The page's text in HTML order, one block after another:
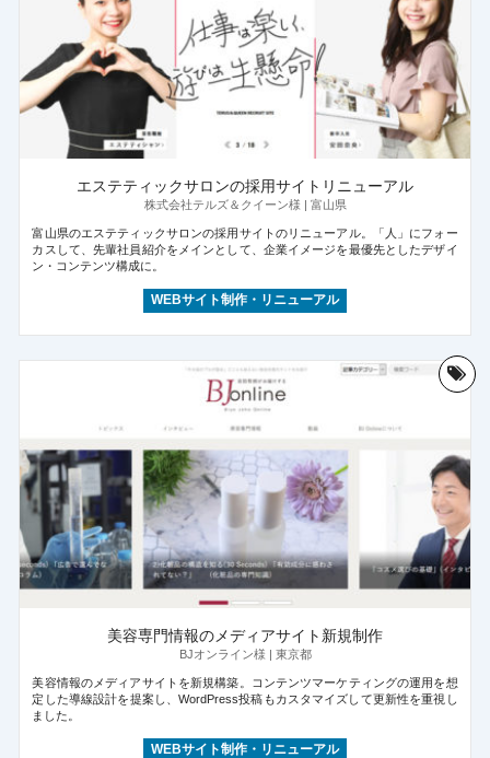
エステティックサロンの採用サイトリニューアル
株式会社テルズ＆クイーン様 | 富山県
富山県のエステティックサロンの採用サイトのリニューアル。「人」にフォー
カスして、先輩社員紹介をメインとして、企業イメージを最優先としたデザイ
ン・コンテンツ構成に。
WEBサイト制作・リニューアル
美容専門情報のメディアサイト新規制作
BJオンライン様 | 東京都
美容情報のメディアサイトを新規構築。コンテンツマーケティングの運用を想
定した導線設計を提案し、WordPress投稿もカスタマイズして更新性を重視し
ました。
WEBサイト制作・リニューアル